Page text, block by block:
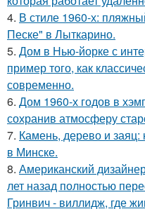
4. В стиле 1960-х:
Песке" в Лыткарино.
5. Дом в Нью-йорке с
пример того, как
современно.
6. Дом 1960-х годов в
сохранив атмосферу
7. Камень, дерево и
в Минске.
8. Американский
лет назад полностью
Гринвич - виллидж, где